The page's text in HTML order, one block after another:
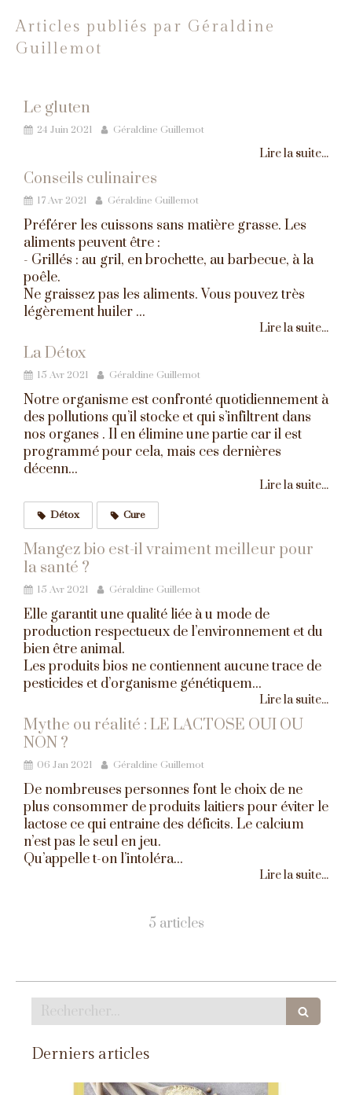
Articles publiés par Géraldine
Guillemot
Le gluten
24 Juin 2021 Géraldine Guillemot
Lire la suite...
Conseils culinaires
17 Avr 2021 Géraldine Guillemot
Préférer les cuissons sans matière grasse. Les
aliments peuvent être :
- Grillés : au gril, en brochette, au barbecue, à la
poêle.
Ne graissez pas les aliments. Vous pouvez très
légèrement huiler ...
Lire la suite...
La Détox
15 Avr 2021 Géraldine Guillemot
Notre organisme est confronté quotidiennement à
des pollutions qu’il stocke et qui s’infiltrent dans
nos organes . Il en élimine une partie car il est
programmé pour cela, mais ces dernières
décenn...
Lire la suite...
Détox Cure
Mangez bio est-il vraiment meilleur pour
la santé ?
15 Avr 2021 Géraldine Guillemot
Elle garantit une qualité liée à u mode de
production respectueux de l’environnement et du
bien être animal.
Les produits bios ne contiennent aucune trace de
pesticides et d’organisme génétiquem...
Lire la suite...
Mythe ou réalité : LE LACTOSE OUI OU
NON ?
06 Jan 2021 Géraldine Guillemot
De nombreuses personnes font le choix de ne
plus consommer de produits laitiers pour éviter le
lactose ce qui entraine des déficits. Le calcium
n’est pas le seul en jeu.
Qu’appelle t-on l’intoléra...
Lire la suite...
5 articles
Derniers articles